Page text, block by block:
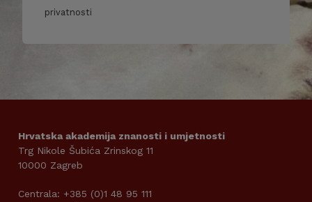
privatnosti
Hrvatska akademija znanosti i umjetnosti
Trg Nikole Šubića Zrinskog 11
10000 Zagreb
Centrala: +385 (0)1 48 95 111